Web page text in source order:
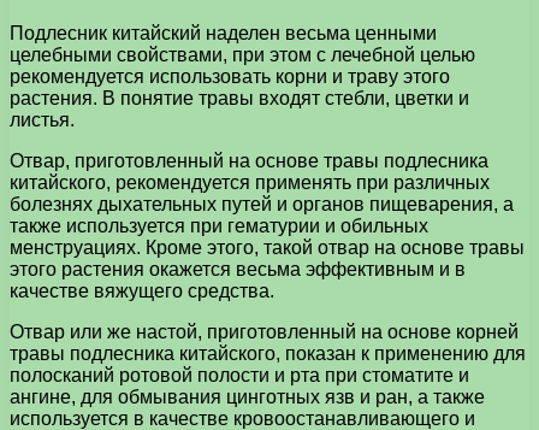
Подлесник китайский наделен весьма ценными
целебными свойствами, при этом с лечебной целью
рекомендуется использовать корни и траву этого
растения. В понятие травы входят стебли, цветки и
листья.
Отвар, приготовленный на основе травы подлесника
китайского, рекомендуется применять при различных
болезнях дыхательных путей и органов пищеварения, а
также используется при гематурии и обильных
менструациях. Кроме этого, такой отвар на основе травы
этого растения окажется весьма эффективным и в
качестве вяжущего средства.
Отвар или же настой, приготовленный на основе корней
травы подлесника китайского, показан к применению для
полосканий ротовой полости и рта при стоматите и
ангине, для обмывания цинготных язв и ран, а также
используется в качестве кровоостанавливающего и